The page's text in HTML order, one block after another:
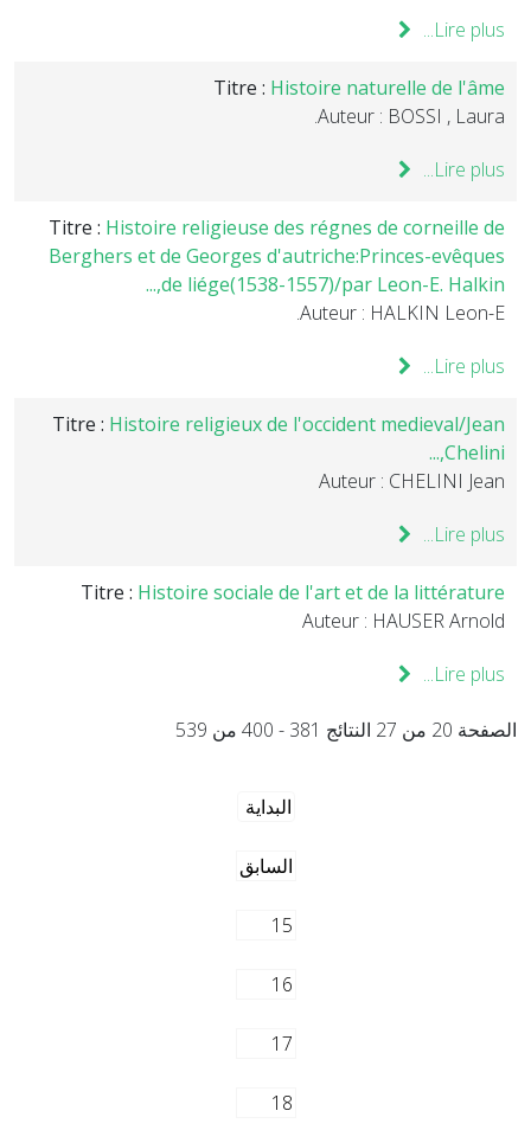
Lire plus...
Titre : Histoire naturelle de l'âme
Auteur : BOSSI , Laura.
Lire plus...
Titre : Histoire religieuse des régnes de corneille de
Berghers et de Georges d'autriche:Princes-evêques
de liége(1538-1557)/par Leon-E. Halkin,...
Auteur : HALKIN Leon-E.
Lire plus...
Titre : Histoire religieux de l'occident medieval/Jean
Chelini,...
Auteur : CHELINI Jean
Lire plus...
Titre : Histoire sociale de l'art et de la littérature
Auteur : HAUSER Arnold
Lire plus...
الصفحة 20 من 27 النتائج 381 - 400 من 539
البداية
السابق
15
16
17
18